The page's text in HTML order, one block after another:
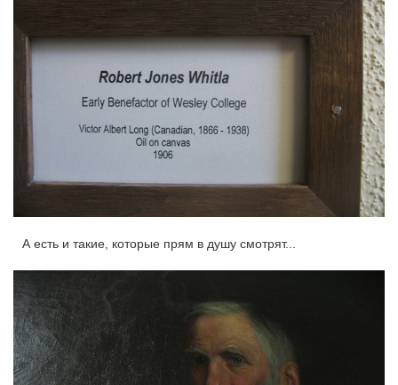
А есть и такие, которые прям в душу смотрят...